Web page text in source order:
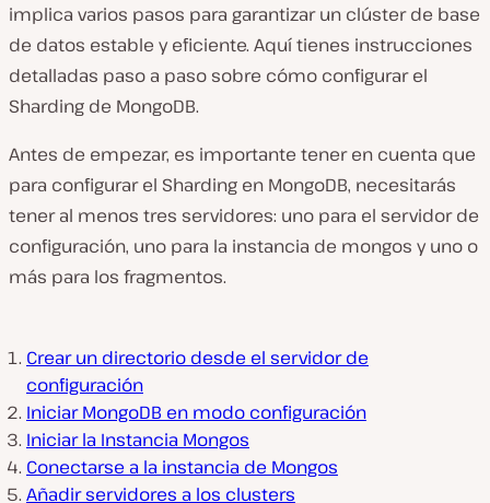
implica varios pasos para garantizar un clúster de base
de datos estable y eficiente. Aquí tienes instrucciones
detalladas paso a paso sobre cómo configurar el
Sharding de MongoDB.
Antes de empezar, es importante tener en cuenta que
para configurar el Sharding en MongoDB, necesitarás
tener al menos tres servidores: uno para el servidor de
configuración, uno para la instancia de mongos y uno o
más para los fragmentos.
Crear un directorio desde el servidor de
configuración
Iniciar MongoDB en modo configuración
Iniciar la Instancia Mongos
Conectarse a la instancia de Mongos
Añadir servidores a los clusters